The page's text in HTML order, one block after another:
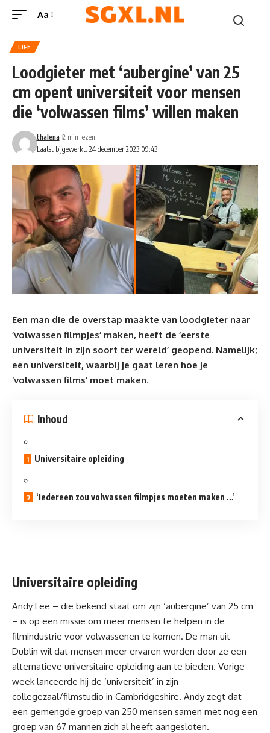
Aa
LIFE
Loodgieter met ‘aubergine’ van 25
cm opent universiteit voor mensen
die ‘volwassen films’ willen maken
Laatst bijgewerkt: 24 december 2023 09:43
thalena 2 min lezen
Een man die de overstap maakte van loodgieter naar
‘volwassen filmpjes’ maken, heeft de ‘eerste
universiteit in zijn soort ter wereld’ geopend. Namelijk;
een universiteit, waarbij je gaat leren hoe je
‘volwassen films’ moet maken.
Inhoud
Universitaire opleiding
‘Iedereen zou volwassen filmpjes moeten maken …’
Universitaire opleiding
Andy Lee – die bekend staat om zijn ‘aubergine’ van 25 cm
– is op een missie om meer mensen te helpen in de
filmindustrie voor volwassenen te komen. De man uit
Dublin wil dat mensen meer ervaren worden door ze een
alternatieve universitaire opleiding aan te bieden. Vorige
week lanceerde hij de ‘universiteit’ in zijn
collegezaal/filmstudio in Cambridgeshire. Andy zegt dat
een gemengde groep van 250 mensen samen met nog een
groep van 67 mannen zich al heeft aangesloten.